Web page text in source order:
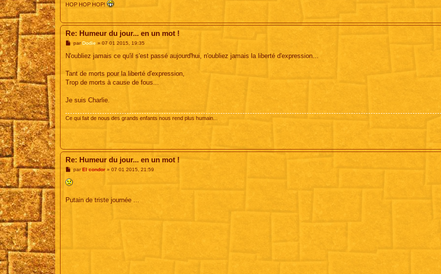
HOP HOP HOP!
Re: Humeur du jour... en un mot !
M
s
g
parDodie » 07 01 2015, 19:35
N'oubliez jamais ce qu'il s'est passé aujourd'hui, n'oubliez jamais la liberté d'expression...
Tant de morts pour la liberté d'expression,
Trop de morts à cause de fous...
Je suis Charlie.
Ce qui fait de nous des grands enfants nous rend plus humain...
Re: Humeur du jour... en un mot !
M
s
s
g
parEl condor» 07 01 2015, 21:59
Putain de triste journée ...